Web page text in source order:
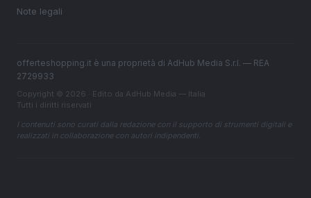
Note legali
offerteshopping.it è una proprietà di AdHub Media S.r.l. — REA
2729933
Copyright © 2026 · Edito da AdHub Media — Italia
Tutti i diritti riservati
I contenuti sono curati dalla redazione con il supporto di strumenti digitali e
realizzati in collaborazione con autori indipendenti.